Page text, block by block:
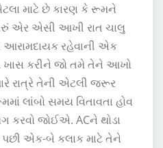
માટે છે કારણ કે રૂમને
એર એસી આખી રાત ચાલુ
રહેવાની એક
ખાસ કરીને જો તમે તેને આખો
રાત્રે તેની એટલી જરૂર
લાંબો સમય વિતાવતા હોવ
કરવો જોઈએ. ACને થોડા
પછી એક-બે કલાક માટે તેને